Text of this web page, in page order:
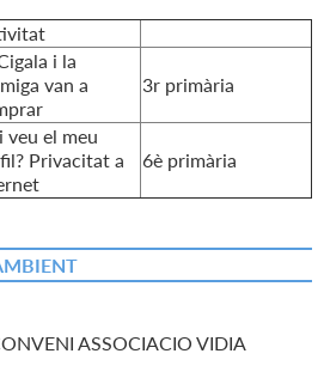
i la
van a
3r primària
veu el meu
Privacitat a
6è primària
ASSOCIACIO VIDIA